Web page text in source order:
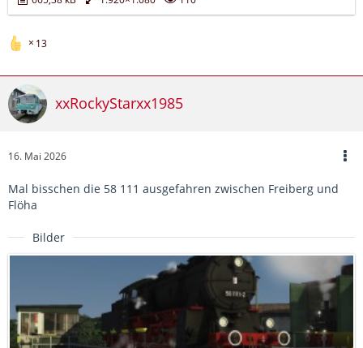
13
xxRockyStarxx1985
16. Mai 2026
Mal bisschen die 58 111 ausgefahren zwischen Freiberg und
Flöha
Bilder